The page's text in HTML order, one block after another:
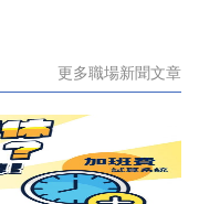
更多職場新聞文章